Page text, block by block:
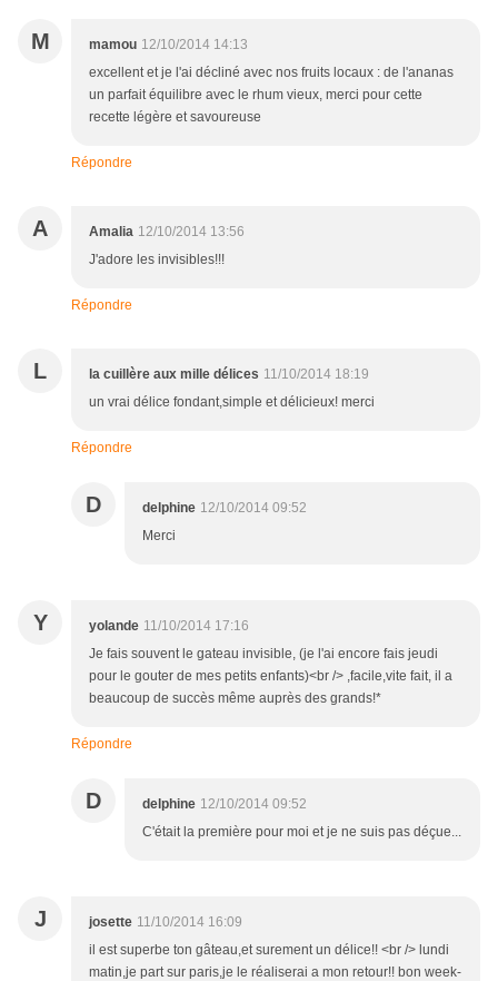
M mamou 12/10/2014 14:13
excellent et je l'ai décliné avec nos fruits locaux : de l'ananas
un parfait équilibre avec le rhum vieux, merci pour cette
recette légère et savoureuse
Répondre
A Amalia 12/10/2014 13:56
J'adore les invisibles!!!
Répondre
L la cuillère aux mille délices 11/10/2014 18:19
un vrai délice fondant,simple et délicieux! merci
Répondre
D delphine 12/10/2014 09:52
Merci
Y yolande 11/10/2014 17:16
Je fais souvent le gateau invisible, (je l'ai encore fais jeudi
pour le gouter de mes petits enfants)<br /> ,facile,vite fait, il a
beaucoup de succès même auprès des grands!*
Répondre
D delphine 12/10/2014 09:52
C'était la première pour moi et je ne suis pas déçue...
J josette 11/10/2014 16:09
il est superbe ton gâteau,et surement un délice!! <br /> lundi
matin,je part sur paris,je le réaliserai a mon retour!! bon week-